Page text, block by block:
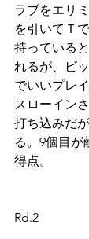
ラブをエリ
を引いてＴ
持っている
れるが、ビ
でいいプレイ
スローイン
打ち込みだ
る。9個目が
得点。
Rd.2